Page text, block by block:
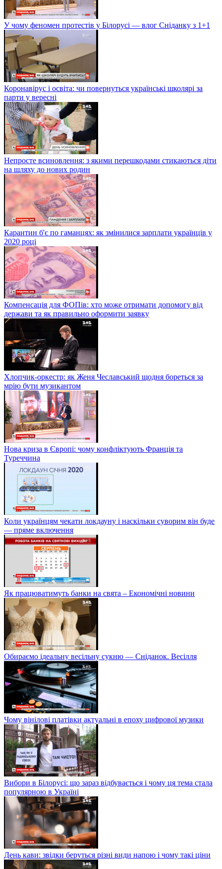
У чому феномен протестів у Білорусі — влог Сніданку з 1+1
Коронавірус і освіта: чи повернуться українські школярі за
парти у вересні
Непросте всиновлення: з якими перешкодами стикаються діти
на шляху до нових родин
Карантин б'є по гаманцях: як змінилися зарплати українців у
2020 році
Компенсація для ФОПів: хто може отримати допомогу від
держави та як правильно оформити заявку
Хлопчик-оркестр: як Женя Чеславський щодня бореться за
мрію бути музикантом
Нова криза в Європі: чому конфліктують Франція та
Туреччина
Коли українцям чекати локдауну і наскільки суворим він буде
— пряме включення
Як працюватимуть банки на свята – Економічні новини
Обираємо ідеальну весільну сукню — Сніданок. Весілля
Чому вінілові платівки актуальні в епоху цифрової музики
Вибори в Білорусі: що зараз відбувається і чому ця тема стала
популярною в Україні
День кави: звідки беруться різні види напою і чому такі ціни